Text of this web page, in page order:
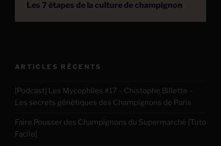
Les 7 étapes de la culture de champignon
ARTICLES RÉCENTS
[Podcast] Les Mycophiles #17 – Chistophe Billette –
Les secrets génétiques des Champignons de Paris
Faire Pousser des Champignons du Supermarché [Tuto
Facile]